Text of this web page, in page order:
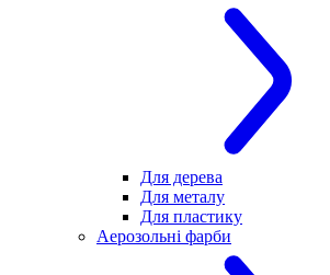
Для дерева
Для металу
Для пластику
Аерозольні фарби